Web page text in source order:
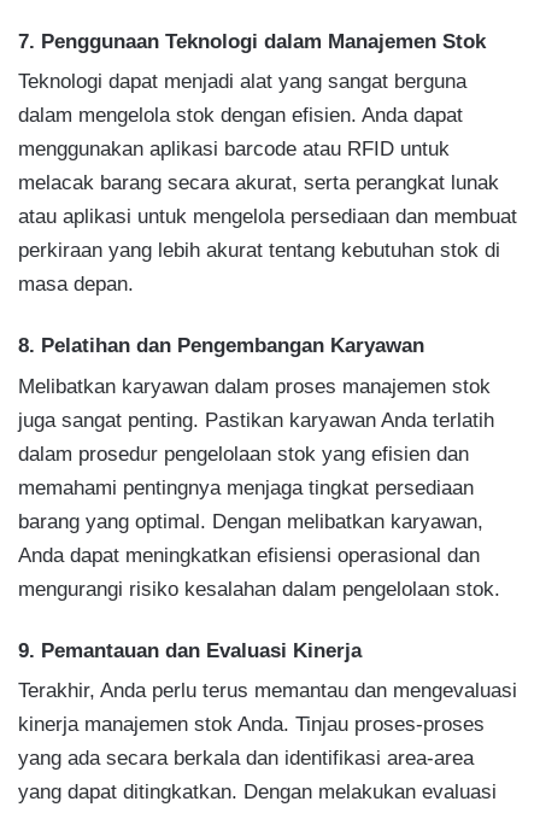
7. Penggunaan Teknologi dalam Manajemen Stok
Teknologi dapat menjadi alat yang sangat berguna
dalam mengelola stok dengan efisien. Anda dapat
menggunakan aplikasi barcode atau RFID untuk
melacak barang secara akurat, serta perangkat lunak
atau aplikasi untuk mengelola persediaan dan membuat
perkiraan yang lebih akurat tentang kebutuhan stok di
masa depan.
8. Pelatihan dan Pengembangan Karyawan
Melibatkan karyawan dalam proses manajemen stok
juga sangat penting. Pastikan karyawan Anda terlatih
dalam prosedur pengelolaan stok yang efisien dan
memahami pentingnya menjaga tingkat persediaan
barang yang optimal. Dengan melibatkan karyawan,
Anda dapat meningkatkan efisiensi operasional dan
mengurangi risiko kesalahan dalam pengelolaan stok.
9. Pemantauan dan Evaluasi Kinerja
Terakhir, Anda perlu terus memantau dan mengevaluasi
kinerja manajemen stok Anda. Tinjau proses-proses
yang ada secara berkala dan identifikasi area-area
yang dapat ditingkatkan. Dengan melakukan evaluasi